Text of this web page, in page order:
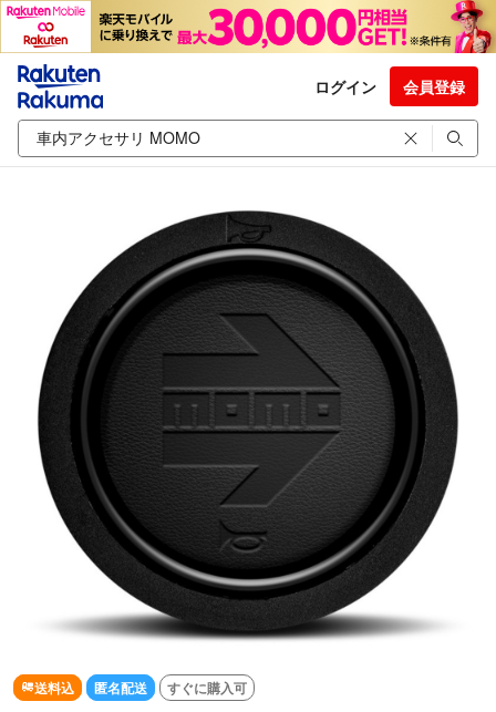
ログイン 会員登録
送料込 匿名配送 すぐに購入可